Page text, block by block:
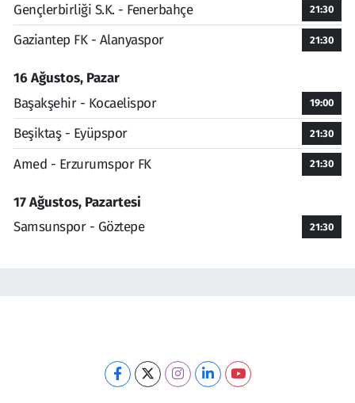
Gençlerbirliği S.K. - Fenerbahçe 21:30
Gaziantep FK - Alanyaspor 21:30
16 Ağustos, Pazar
Başakşehir - Kocaelispor
19:00
Beşiktaş - Eyüpspor 21:30
Amed - Erzurumspor FK 21:30
17 Ağustos, Pazartesi
Samsunspor - Göztepe
21:30